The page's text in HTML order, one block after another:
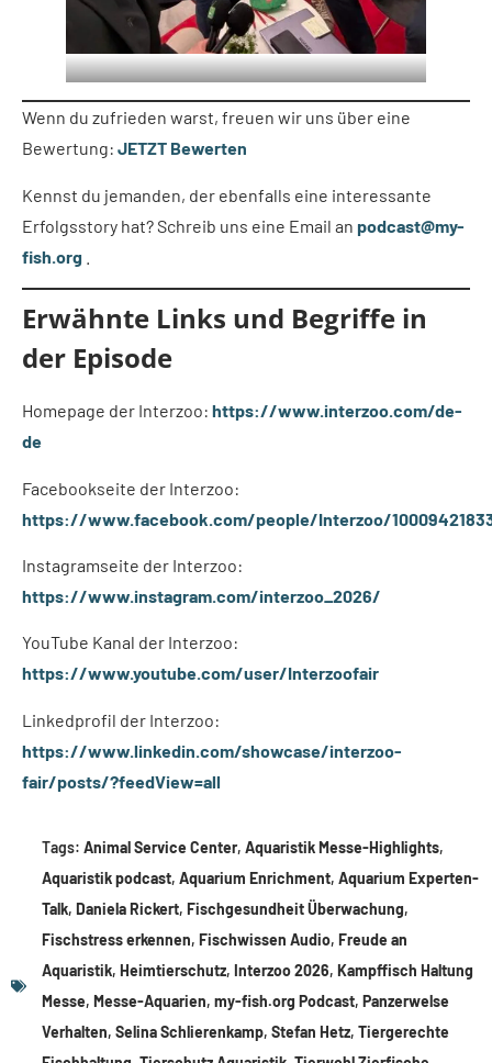
Wenn du zufrieden warst, freuen wir uns über eine
Bewertung: JETZT Bewerten
Kennst du jemanden, der ebenfalls eine interessante
Erfolgsstory hat? Schreib uns eine Email an podcast@my-
fish.org
Erwähnte Links und Begriffe in
der Episode
Homepage der Interzoo: https://www.interzoo.com/de-
de
Facebookseite der Interzoo:
https://www.facebook.com/people/Interzoo/
Instagramseite der Interzoo:
https://www.instagram.com/interzoo_2026/
YouTube Kanal der Interzoo:
https://www.youtube.com/user/Interzoofair
Linkedprofil der Interzoo:
https://www.linkedin.com/showcase/interzoo-
fair/posts/?feedView=all
Tags: Animal Service Center, Aquaristik Messe-Highlights,
Aquaristik podcast, Aquarium Enrichment, Aquarium Experten-
Talk, Daniela Rickert, Fischgesundheit Überwachung,
Fischstress erkennen, Fischwissen Audio, Freude an
Aquaristik, Heimtierschutz, Interzoo 2026, Kampffisch Haltung
Messe, Messe-Aquarien, my-fish.org Podcast, Panzerwelse
Verhalten, Selina Schlierenkamp, Stefan Hetz, Tiergerechte